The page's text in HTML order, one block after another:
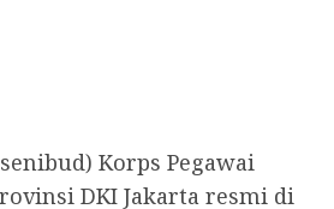
Korps Pegawai
DKI Jakarta resmi di